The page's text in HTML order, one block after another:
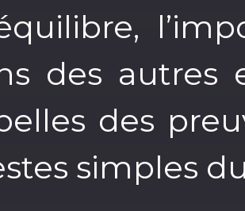
des autres
des
simples